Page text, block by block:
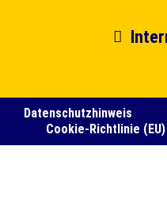
Datenschutzhinweis
Cookie-Richtlinie (EU)